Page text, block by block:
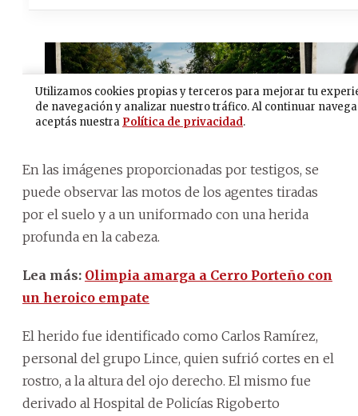
En las imágenes proporcionadas por testigos, se
puede observar las motos de los agentes tiradas
por el suelo y a un uniformado con una herida
profunda en la cabeza.
Lea más: Olimpia amarga a Cerro Porteño con
un heroico empate
El herido fue identificado como Carlos Ramírez,
personal del grupo Lince, quien sufrió cortes en el
rostro, a la altura del ojo derecho. El mismo fue
derivado al Hospital de Policías Rigoberto